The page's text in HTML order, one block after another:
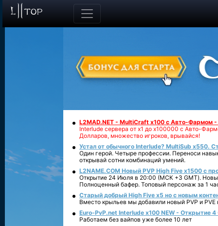
L2MAD.NET - MultiCraft x100 с Авто-Фармом
Interlude сервера от х1 до х100000 с Авто-
Долларов, множество игроков, врывайся!
Устал от обычного Interlude? MultiSub x550.
Один герой. Четыре профессии. Переноси
открывай сотни комбинаций умений.
L2NAME.COM Новый PVP High Five x1500 с
Открытие 24 Июля в 20:00 (МСК +3 GMT).
Полноценный бафер. Топовый персонаж за 1
Старый добрый High Five x5 но с новым
Вместо крыльев мы добавили новый PVP и PVE
Euro-PvP.net Interlude х100 NEW - Открытие 4
Работаем без вайпов уже более 10 лет